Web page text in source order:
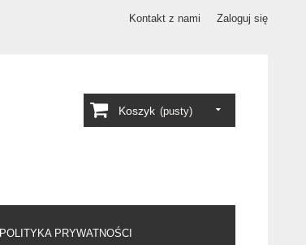
Zaloguj się
Kontakt z nami
Koszyk (pusty)
POLITYKA PRYWATNOŚCI